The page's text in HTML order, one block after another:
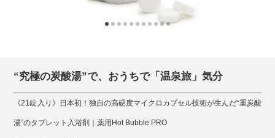
“究極の炭酸湯”で、おうちで「温泉旅」気分
《21錠入り》日本初！独自の高硬度マイクロカプセル技術が生んだ“重炭酸
湯”のタブレット入浴剤｜薬用Hot Bubble PRO